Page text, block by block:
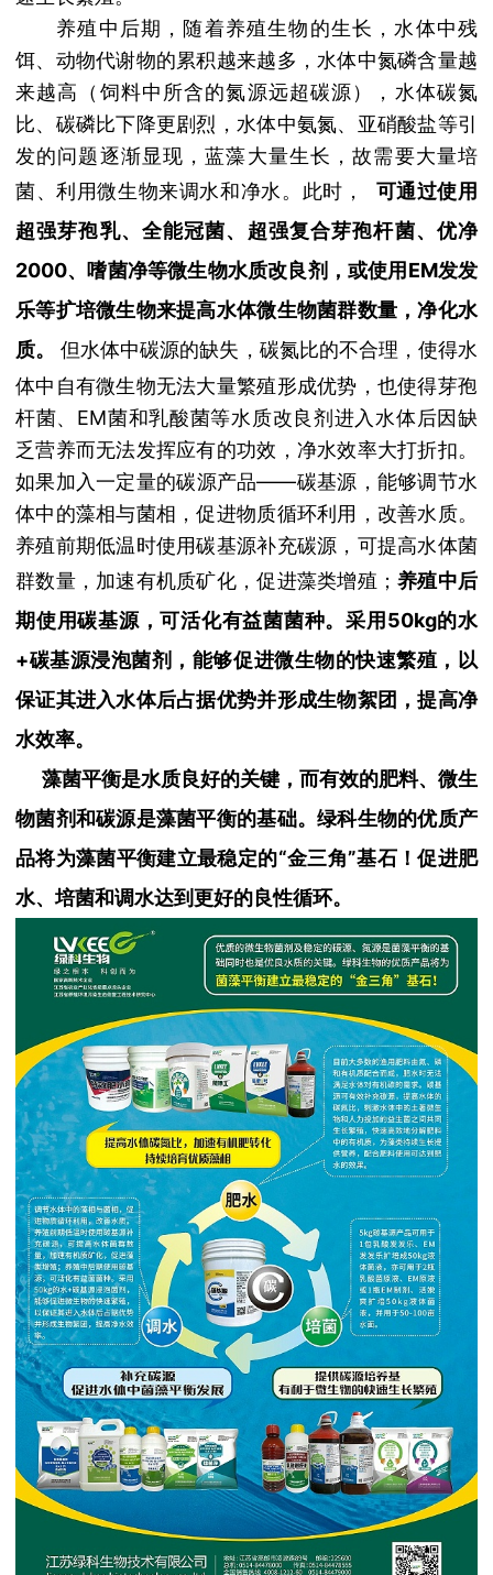
养殖中后期，随着养殖生物的生长，水体中残
饵、动物代谢物的累积越来越多，水体中氮磷含量越
来越高（饲料中所含的氮源远超碳源），水体碳氮
比、碳磷比下降更剧烈，水体中氨氮、亚硝酸盐等引
发的问题逐渐显现，蓝藻大量生长，故需要大量培
菌、利用微生物来调水和净水。此时，
可通过使用
超强芽孢乳、全能冠菌、超强复合芽孢杆菌、优净
2000、嗜菌净等微生物水质改良剂，或使用EM发发
乐等扩培微生物来提高水体微生物菌群数量，净化水
质。
但水体中碳源的缺失，碳氮比的不合理，使得水
体中自有微生物无法大量繁殖形成优势，也使得芽孢
杆菌、EM菌和乳酸菌等水质改良剂进入水体后因缺
乏营养而无法发挥应有的功效，净水效率大打折扣。
如果加入一定量的碳源产品——碳基源，能够调节水
体中的藻相与菌相，促进物质循环利用，改善水质。
养殖前期低温时使用碳基源补充碳源，可提高水体菌
群数量，加速有机质矿化，促进藻类增殖； 养殖中后
期使用碳基源，可活化有益菌菌种。采用50kg的水
+碳基源浸泡菌剂，能够促进微生物的快速繁殖，以
保证其进入水体后占据优势并形成生物絮团，提高净
水效率。
藻菌平衡是水质良好的关键，而有效的肥料、微生
物菌剂和碳源是藻菌平衡的基础。绿科生物的优质产
品将为藻菌平衡建立最稳定的“金三角”基石！促进肥
水、培菌和调水达到更好的良性循环。